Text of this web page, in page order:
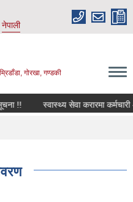
नेपाली
गोरखा, गण्डकी
!! स्वास्थ्य सेवा करारमा